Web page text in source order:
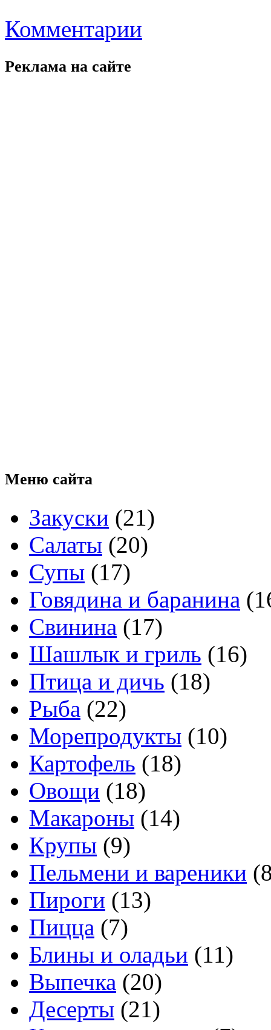
Комментарии
Реклама на сайте
Меню сайта
Закуски (21)
Салаты (20)
Супы (17)
Говядина и баранина
Свинина (17)
Шашлык и гриль (16)
Птица и дичь (18)
Рыба (22)
Морепродукты (10)
Картофель (18)
Овощи (18)
Макароны (14)
Крупы (9)
Пельмени и вареники
Пироги (13)
Пицца (7)
Блины и оладьи (11)
Выпечка (20)
Десерты (21)